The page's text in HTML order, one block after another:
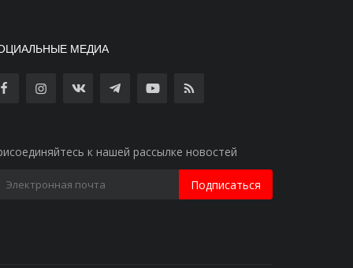
МЕДИА
к нашей рассылке новостей
Подписаться